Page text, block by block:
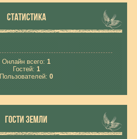
СТАТИСТИКА
Онлайн всего: 1
Гостей: 1
Пользователей: 0
ГОСТИ ЗЕМЛИ